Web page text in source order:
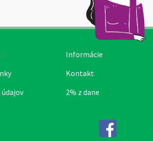
Informácie
Kontakt
2% z dane